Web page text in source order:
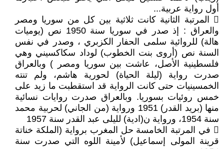
أول رواية عربية...
 المرتبة الثانية كانت ثلاثية بين كل من سوريا ومصر
والعراق : إذ صدر في سوريا سنة 1950 نص (يوميات
هالة) للروائية سلمى الحفار الكزبري ، وصدر في نفس
السنة نص (أروى بنت الخطوب) لوداد سكاكسيني وهي
فلسطينية الأصل، عاشت بين سوريا ومصر ) وبالعراق
صدرت رواية (ليلة الحياة) لحورية هاشم، ولم تنته
الخمسينيات حتى كانت الرواية قد استقطبت ما زيد على
خمس روئيات بسوريا. وبالعراق صدرت روايات نسائية
منها (بريد القدر) 1951 ورواية (من الجاني) لحربية محمد
سنة 1954، ورواية ن(ادية) لليلى عبد القدر سنة 1957
 في المرتبة الخامسة حل المغرب برواية (الملكة خناتة
قرينة المولى إسماعيل) لأمينة اللوه التي صدرت سنة